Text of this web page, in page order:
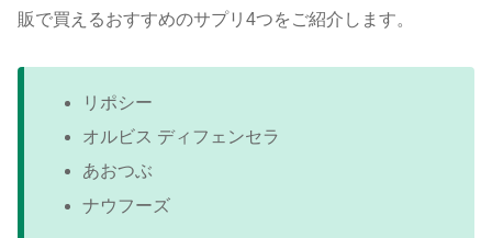
販で買えるおすすめのサプリ4つをご紹介します。
リポシー
オルビス ディフェンセラ
あおつぶ
ナウフーズ